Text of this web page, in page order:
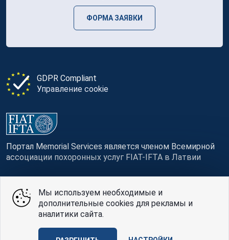
GDPR Compliant
Управление cookie
Портал Memorial Services является членом Всемирной
ассоциации похоронных услуг FIAT-IFTA в Латвии
ФОРМА ЗАЯВКИ
© Memorial Services, 2016 — 2026 pr3-g
Политике конфиденциальности
Мы используем необходимые и
дополнительные cookies для рекламы и
аналитики сайта.